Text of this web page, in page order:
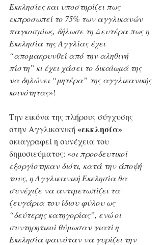
Εκκλησίες και υποστηρίζει πως
εκπροσωπεί το 75% των αγγλικανών
παγκοσμίως, δήλωσε τη Δευτέρα πως η
Εκκλησία της Αγγλίας έχει
“απομακρυνθεί από την αληθινή
πίστη” κι έχει χάσει το δικαίωμά της
να δηλώνει “μητέρα” της αγγλικανικής
κοινότητας»!
Την εικόνα της πλήρους σύγχυσης
στην Αγγλικανική «εκκλησία»
σκιαγραφεί η συνέχεια του
δημοσιεύματος: «οι προοδευτικοί
εξοργίστηκαν διότι, κατά την άποψή
τους, η Αγγλικανική Εκκλησία θα
συνέχιζε να αντιμετωπίζει τα
ζευγάρια του ίδιου φύλου ως
“δεύτερης κατηγορίας”, ενώ οι
συντηρητικοί θύμωσαν γιατί η
Εκκλησία φαινόταν να γυρίζει την